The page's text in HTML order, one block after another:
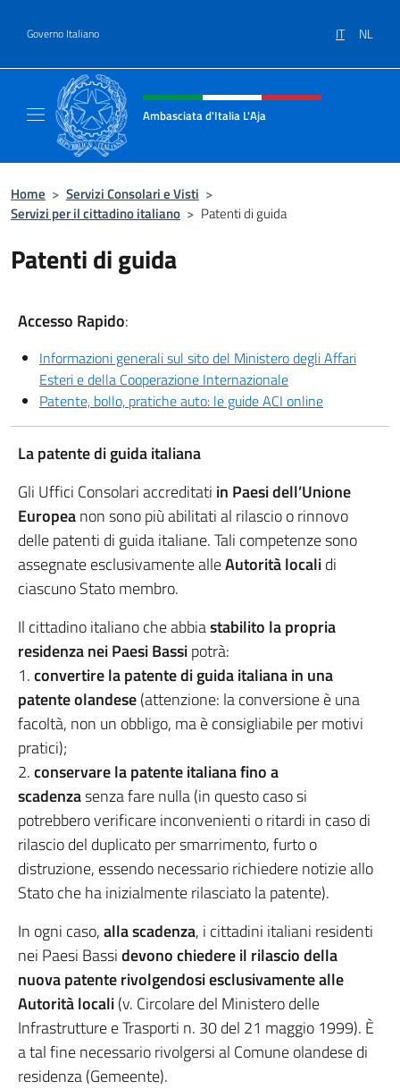
Governo Italiano IT NL
Intestazione sito, social e menù
Ambasciata d'Italia L'Aja
Home > Servizi Consolari e Visti >
Servizi per il cittadino italiano > Patenti di guida
Patenti di guida
Accesso Rapido:
Informazioni generali sul sito del Ministero degli Affari
Esteri e della Cooperazione Internazionale
Patente, bollo, pratiche auto: le guide ACI online
La patente di guida italiana
Gli Uffici Consolari accreditati in Paesi dell’Unione
Europeanon sono più abilitati al rilascio o rinnovo
delle patenti di guida italiane. Tali competenze sono
assegnate esclusivamente alleAutorità localidi
ciascuno Stato membro.
Il cittadino italiano che abbiastabilito la propria
residenza nei Paesi Bassipotrà:
1.convertire la patente di guida italiana in una
patente olandese(attenzione: la conversione è una
facoltà, non un obbligo, ma è consigliabile per motivi
pratici);
2.conservare la patente italiana fino a
scadenzasenza fare nulla (in questo caso si
potrebbero verificare inconvenienti o ritardi in caso di
rilascio del duplicato per smarrimento, furto o
distruzione, essendo necessario richiedere notizie allo
Stato che ha inizialmente rilasciato la patente).
In ogni caso,alla scadenza, i cittadini italiani residenti
nei Paesi Bassidevono chiedere il rilascio della
nuova patente rivolgendosi esclusivamente alle
Autorità locali(v. Circolare del Ministero delle
Infrastrutture e Trasporti n. 30 del 21 maggio 1999). È
a tal fine necessario rivolgersi al Comune olandese di
residenza (Gemeente).